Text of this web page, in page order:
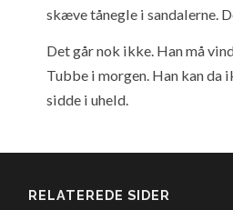
skæve tånegle i sandalerne.
Det går nok ikke. Han må
Tubbe i morgen. Han kan da
sidde i uheld.
RELATEREDE SIDER